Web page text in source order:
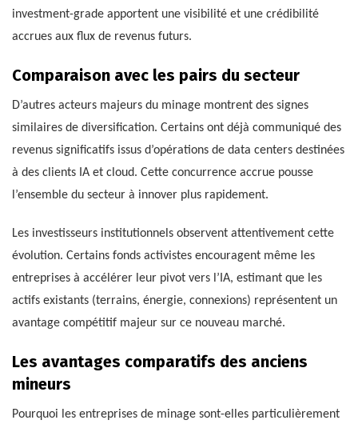
investment-grade apportent une visibilité et une crédibilité
accrues aux flux de revenus futurs.
Comparaison avec les pairs du secteur
D’autres acteurs majeurs du minage montrent des signes
similaires de diversification. Certains ont déjà communiqué des
revenus significatifs issus d’opérations de data centers destinées
à des clients IA et cloud. Cette concurrence accrue pousse
l’ensemble du secteur à innover plus rapidement.
Les investisseurs institutionnels observent attentivement cette
évolution. Certains fonds activistes encouragent même les
entreprises à accélérer leur pivot vers l’IA, estimant que les
actifs existants (terrains, énergie, connexions) représentent un
avantage compétitif majeur sur ce nouveau marché.
Les avantages comparatifs des anciens
mineurs
Pourquoi les entreprises de minage sont-elles particulièrement